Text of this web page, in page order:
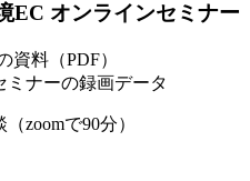
EC オンラインセミナー
資料（PDF）
ナーの録画データ
zoomで90分）